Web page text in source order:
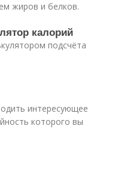
жиров и белков.
калорий
подсчёта
интересующее
которого вы